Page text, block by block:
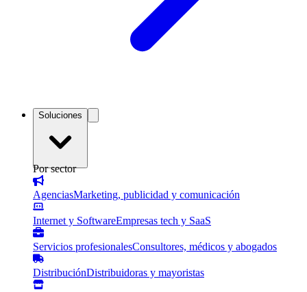
Soluciones
Por sector
AgenciasMarketing, publicidad y comunicación
Internet y SoftwareEmpresas tech y SaaS
Servicios profesionalesConsultores, médicos y abogados
DistribuciónDistribuidoras y mayoristas